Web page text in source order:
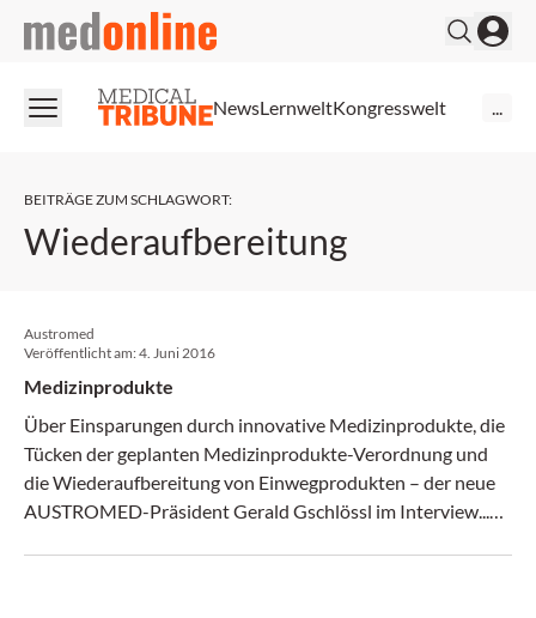
medonline
NewsLernweltKongresswelt
BEITRÄGE ZUM SCHLAGWORT:
Wiederaufbereitung
Austromed
Veröffentlicht am:4. Juni 2016
Medizinprodukte
Über Einsparungen durch innovative Medizinprodukte, die
Tücken der geplanten Medizinprodukte-Verordnung und
die Wiederaufbereitung von Einwegprodukten – der neue
AUSTROMED-Präsident Gerald Gschlössl im Interview...